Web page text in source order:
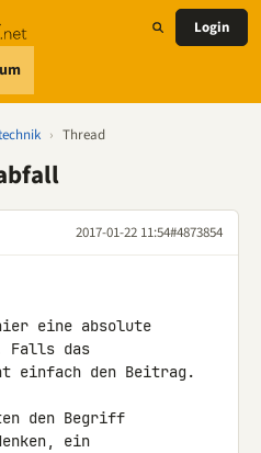
Login
› Thread
2017-01-22 11:54#4873854
eine absolute
Falls das
einfach den Beitrag.
den Begriff
ein